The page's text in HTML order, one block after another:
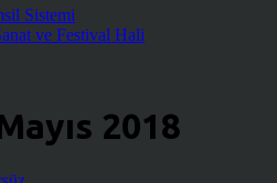
Sistemi
ve Festival Hali
2018